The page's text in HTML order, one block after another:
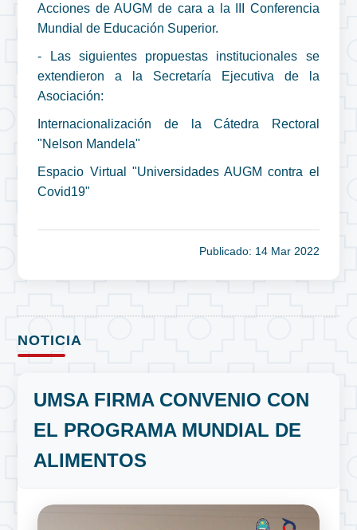
Acciones de AUGM de cara a la III Conferencia
Mundial de Educación Superior.
- Las siguientes propuestas institucionales se
extendieron a la Secretaría Ejecutiva de la
Asociación:
Internacionalización de la Cátedra Rectoral
"Nelson Mandela"
Espacio Virtual "Universidades AUGM contra el
Covid19"
Publicado: 14 Mar 2022
NOTICIA
UMSA FIRMA CONVENIO CON
EL PROGRAMA MUNDIAL DE
ALIMENTOS